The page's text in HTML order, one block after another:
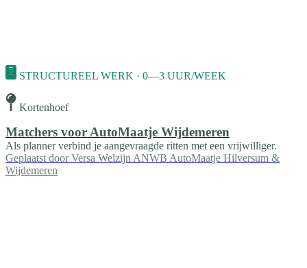
STRUCTUREEL WERK · 0—3 UUR/WEEK
Kortenhoef
Matchers voor AutoMaatje Wijdemeren
Als planner verbind je aangevraagde ritten met een vrijwilliger.
Geplaatst door Versa Welzijn ANWB AutoMaatje Hilversum &
Wijdemeren